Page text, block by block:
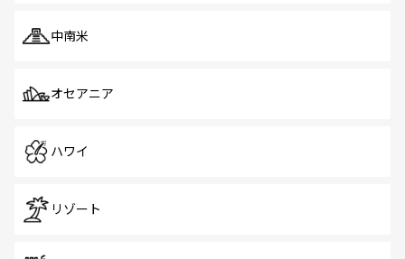
中南米
オセアニア
ハワイ
リゾート